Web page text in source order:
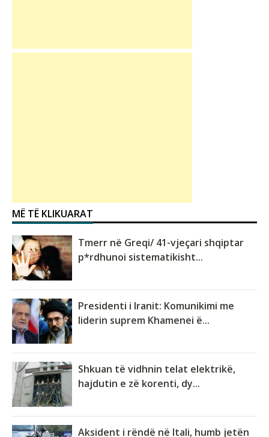
MË TË KLIKUARAT
Tmerr në Greqi/ 41-vjeçari shqiptar
p*rdhunoi sistematikisht...
Presidenti i Iranit: Komunikimi me
liderin suprem Khamenei ë...
Shkuan të vidhnin telat elektrikë,
hajdutin e zë korenti, dy...
Aksident i rëndë në Itali, humb jetën